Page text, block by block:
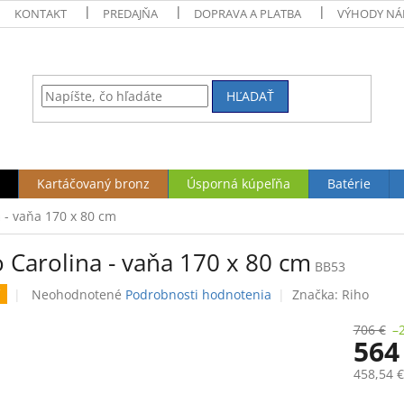
KONTAKT PREDAJŇA DOPRAVA A PLATBA VÝHODY
HĽADAŤ
Kartáčovaný bronz Úsporná kúpeľňa Batérie
vaňa 170 x 80 cm
Carolina - vaňa 170 x 80 cm BB53
Priemerné
Neohodnotené Podrobnosti hodnotenia Značka: Riho
706 €
458,54